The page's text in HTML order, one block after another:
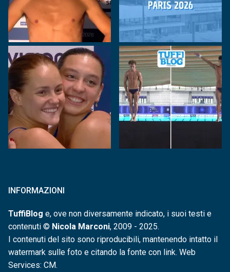
INFORMAZIONI
TuffiBlog e, ove non diversamente indicato, i suoi testi e
contenuti © Nicola Marconi, 2009 - 2025.
I contenuti del sito sono riproducibili, mantenendo intatto il
watermark sulle foto e citando la fonte con link. Web
Services: CM.